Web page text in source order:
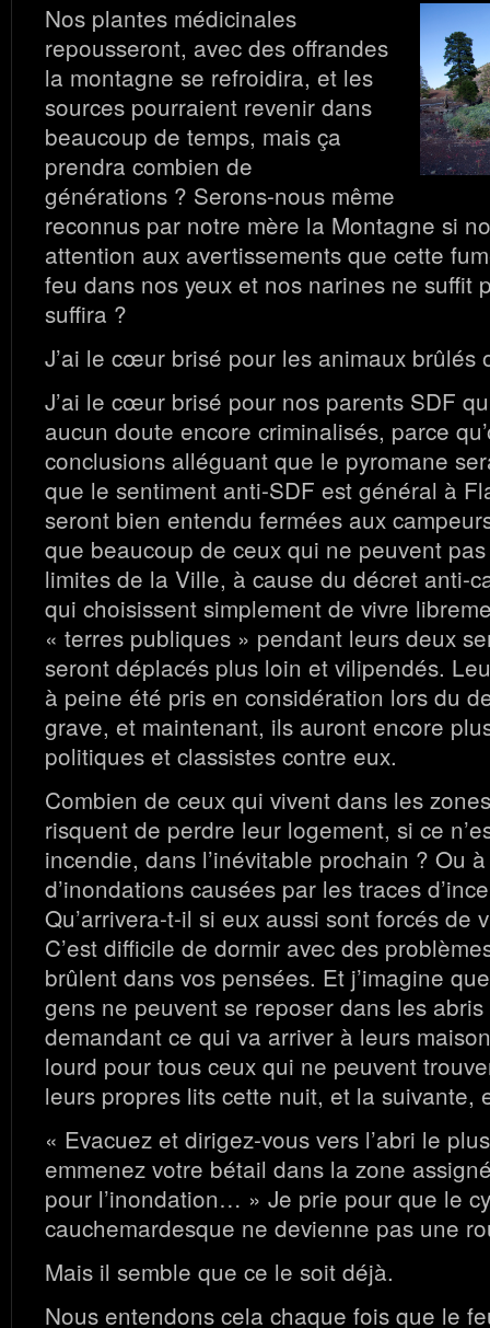
Nos plantes médicinales
repousseront, avec des offrandes
la montagne se refroidira, et les
sources pourraient revenir dans
beaucoup de temps, mais ça
prendra combien de
générations ? Serons-nous même
reconnus par notre mère la Montagne si
attention aux avertissements que cette
feu dans nos yeux et nos narines ne suffit
suffira ?
J’ai le cœur brisé pour les animaux brûlés
J’ai le cœur brisé pour nos parents SDF
aucun doute encore criminalisés, parce
conclusions alléguant que le pyromane
que le sentiment anti-SDF est général à
seront bien entendu fermées aux
que beaucoup de ceux qui ne peuvent
limites de la Ville, à cause du décret anti-
qui choisissent simplement de vivre
« terres publiques » pendant leurs deux
seront déplacés plus loin et vilipendés.
à peine été pris en considération lors du
grave, et maintenant, ils auront encore
politiques et classistes contre eux.
Combien de ceux qui vivent dans les
risquent de perdre leur logement, si ce
incendie, dans l’inévitable prochain ? Ou
d’inondations causées par les traces
Qu’arrivera-t-il si eux aussi sont forcés de
C’est difficile de dormir avec des
brûlent dans vos pensées. Et j’imagine
gens ne peuvent se reposer dans les abris
demandant ce qui va arriver à leurs
lourd pour tous ceux qui ne peuvent
leurs propres lits cette nuit, et la suivante,
« Evacuez et dirigez-vous vers l’abri le
emmenez votre bétail dans la zone
pour l’inondation… » Je prie pour que le
cauchemardesque ne devienne pas une
Mais il semble que ce le soit déjà.
Nous entendons cela chaque fois que le